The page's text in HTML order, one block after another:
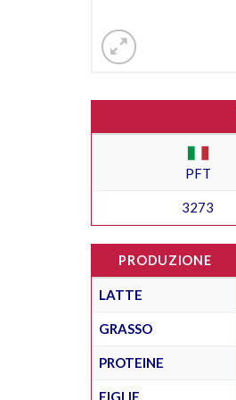
PFT
3273
PRODUZIONE
LATTE
GRASSO
PROTEINE
FIGLIE